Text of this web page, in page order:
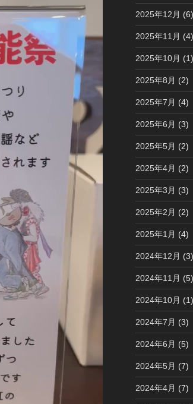
2025年12月 (6)
2025年11月 (4)
2025年10月 (1)
2025年8月 (2)
2025年7月 (4)
2025年6月 (3)
2025年5月 (2)
2025年4月 (2)
2025年3月 (3)
2025年2月 (2)
2025年1月 (4)
2024年12月 (3)
2024年11月 (5)
2024年10月 (1)
2024年7月 (3)
2024年6月 (5)
2024年5月 (7)
2024年4月 (7)